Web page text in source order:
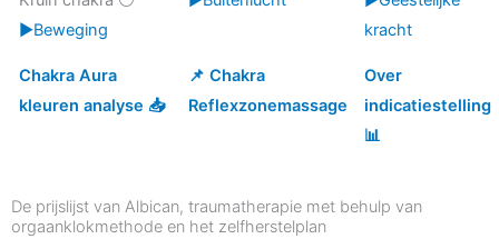
▶️Beweging
kracht
Chakra Aura
kleuren analyse 📥
📌 Chakra
Reflexzonemassage
Over
indicatiestelling
📊
De prijslijst van Albican, traumatherapie met behulp van
orgaanklokmethode en het zelfherstelplan